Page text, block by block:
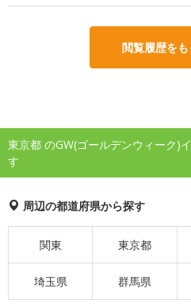
閲覧履歴を
東京都 のGW(ゴールデンウィーク)
す
周辺の都道府県から探す
関東 東京都
埼玉県 群馬県